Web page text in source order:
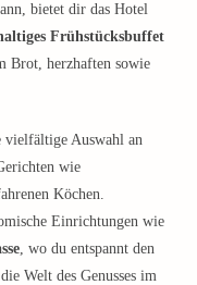
bietet dir das Hotel
Frühstücksbuffet
Brot, herzhaften sowie
vielfältige Auswahl an
wie
Köchen.
Einrichtungen wie
, wo du entspannt den
Welt des Genusses im